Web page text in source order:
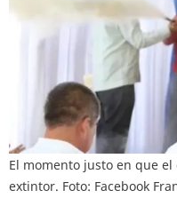
El momento justo en que
extintor. Foto: Facebook